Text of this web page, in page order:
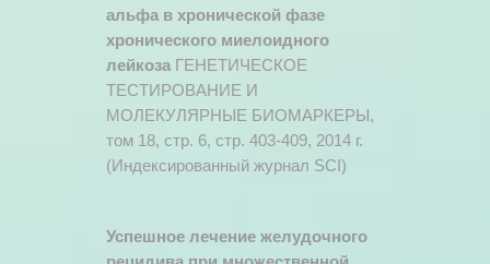
альфа в хронической фазе
хронического миелоидного
лейкоза ГЕНЕТИЧЕСКОЕ
ТЕСТИРОВАНИЕ И
МОЛЕКУЛЯРНЫЕ БИОМАРКЕРЫ,
том 18, стр. 6, стр. 403-409, 2014 г.
(Индексированный журнал SCI)
Успешное лечение желудочного